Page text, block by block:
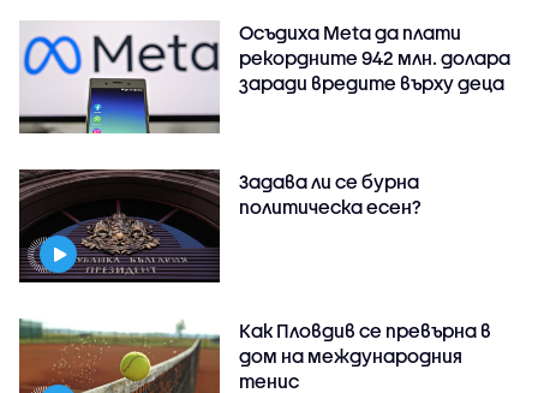
Осъдиха Meta да плати
рекордните 942 млн. долара
заради вредите върху деца
Задава ли се бурна
политическа есен?
Как Пловдив се превърна в
дом на международния
тенис